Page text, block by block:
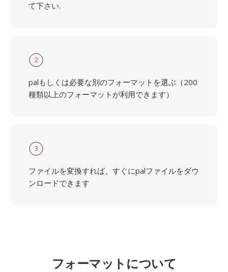
て下さい.
2
palもしくは必要な別のフォーマットを選ぶ（200
種類以上のフォーマットが利用できます）
3
ファイルを変換すれば、すぐにpalファイルをダウ
ンロードできます
フォーマットについて